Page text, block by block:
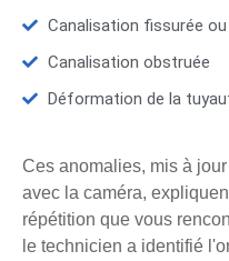
Canalisation fissurée
Canalisation obstruée
Déformation de la
Ces anomalies, mis à
avec la caméra,
répétition que vous
le technicien a identifié